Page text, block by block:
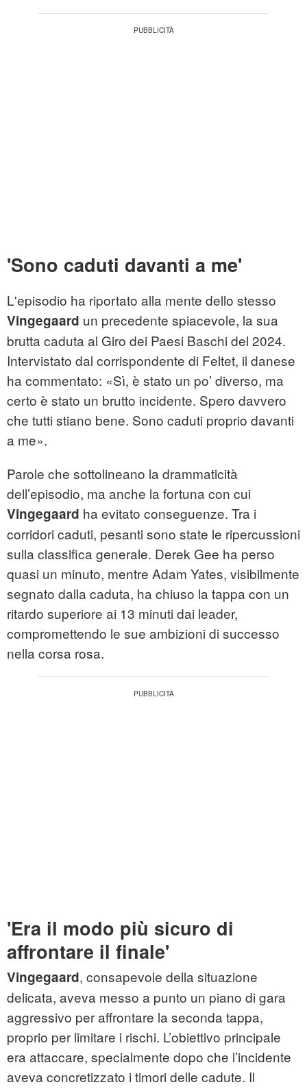
'Sono caduti davanti a me'
L'episodio ha riportato alla mente dello stesso
Vingegaard un precedente spiacevole, la sua
brutta caduta al Giro dei Paesi Baschi del 2024.
Intervistato dal corrispondente di Feltet, il danese
ha commentato: «Sì, è stato un po’ diverso, ma
certo è stato un brutto incidente. Spero davvero
che tutti stiano bene. Sono caduti proprio davanti
a me».
Parole che sottolineano la drammaticità
dell’episodio, ma anche la fortuna con cui
Vingegaard ha evitato conseguenze. Tra i
corridori caduti, pesanti sono state le ripercussioni
sulla classifica generale. Derek Gee ha perso
quasi un minuto, mentre Adam Yates, visibilmente
segnato dalla caduta, ha chiuso la tappa con un
ritardo superiore ai 13 minuti dai leader,
compromettendo le sue ambizioni di successo
nella corsa rosa.
'Era il modo più sicuro di
affrontare il finale'
Vingegaard, consapevole della situazione
delicata, aveva messo a punto un piano di gara
aggressivo per affrontare la seconda tappa,
proprio per limitare i rischi. L’obiettivo principale
era attaccare, specialmente dopo che l’incidente
aveva concretizzato i timori delle cadute. Il